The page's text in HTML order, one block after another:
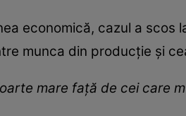
economică, cazul a scos
munca din producție și
mare față de cei care